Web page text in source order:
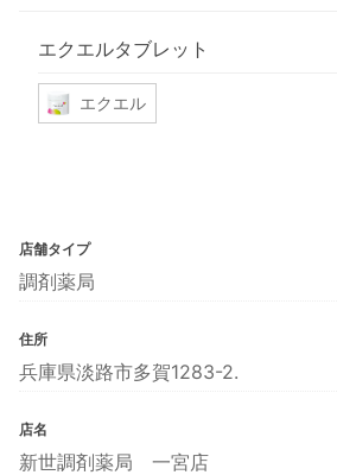
エクエルタブレット
エクエル
店舗タイプ
調剤薬局
住所
兵庫県淡路市多賀1283-2.
店名
新世調剤薬局 一宮店